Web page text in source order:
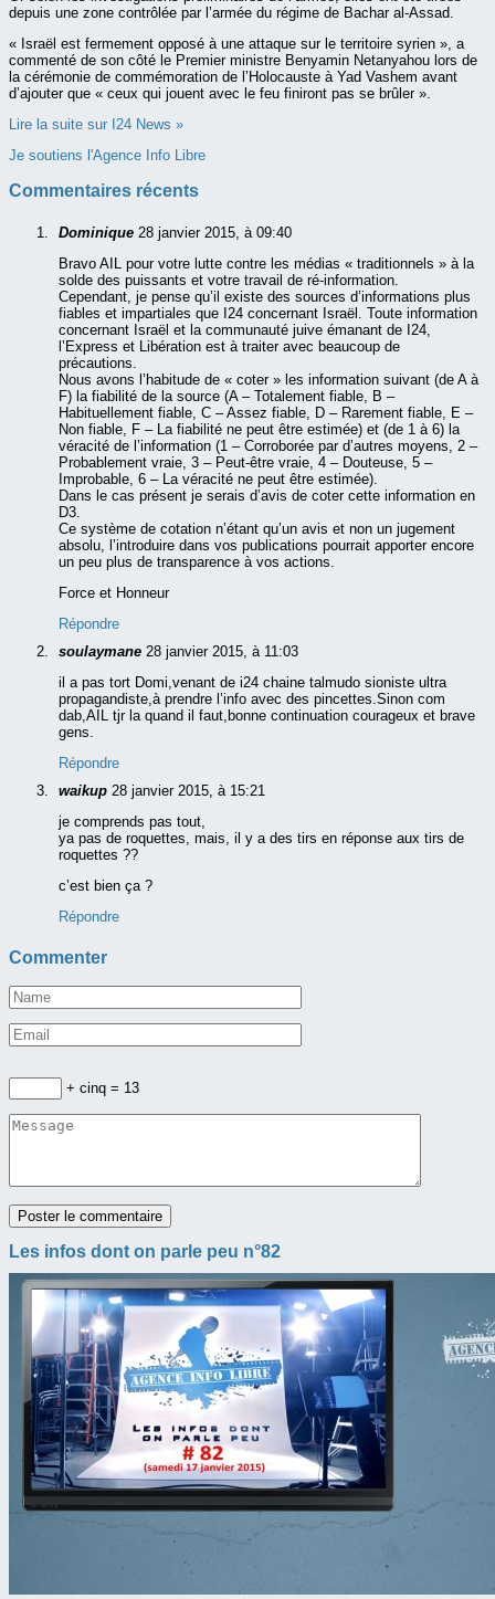
depuis une zone contrôlée par l’armée du régime de Bachar al-Assad.
« Israël est fermement opposé à une attaque sur le territoire syrien », a
commenté de son côté le Premier ministre Benyamin Netanyahou lors de
la cérémonie de commémoration de l’Holocauste à Yad Vashem avant
d’ajouter que « ceux qui jouent avec le feu finiront pas se brûler ».
Lire la suite sur I24 News »
Je soutiens l'Agence Info Libre
Commentaires récents
Dominique 28 janvier 2015, à 09:40
Bravo AIL pour votre lutte contre les médias « traditionnels » à la
solde des puissants et votre travail de ré-information.
Cependant, je pense qu’il existe des sources d’informations plus
fiables et impartiales que I24 concernant Israël. Toute information
concernant Israël et la communauté juive émanant de I24,
l’Express et Libération est à traiter avec beaucoup de
précautions.
Nous avons l’habitude de « coter » les information suivant (de A à
F) la fiabilité de la source (A – Totalement fiable, B –
Habituellement fiable, C – Assez fiable, D – Rarement fiable, E –
Non fiable, F – La fiabilité ne peut être estimée) et (de 1 à 6) la
véracité de l’information (1 – Corroborée par d’autres moyens, 2 –
Probablement vraie, 3 – Peut-être vraie, 4 – Douteuse, 5 –
Improbable, 6 – La véracité ne peut être estimée).
Dans le cas présent je serais d’avis de coter cette information en
D3.
Ce système de cotation n’étant qu’un avis et non un jugement
absolu, l’introduire dans vos publications pourrait apporter encore
un peu plus de transparence à vos actions.
Force et Honneur
Répondre
soulaymane 28 janvier 2015, à 11:03
il a pas tort Domi,venant de i24 chaine talmudo sioniste ultra
propagandiste,à prendre l’info avec des pincettes.Sinon com
dab,AIL tjr la quand il faut,bonne continuation courageux et brave
gens.
Répondre
waikup 28 janvier 2015, à 15:21
je comprends pas tout,
ya pas de roquettes, mais, il y a des tirs en réponse aux tirs de
roquettes ??
c’est bien ça ?
Répondre
Commenter
+ cinq = 13
Les infos dont on parle peu n°82